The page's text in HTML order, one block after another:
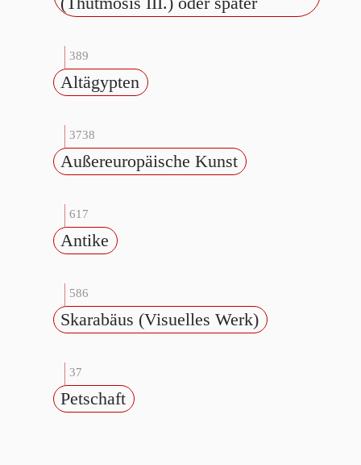
389
Altägypten
3738
Außereuropäische Kunst
617
Antike
586
Skarabäus (Visuelles Werk)
37
Petschaft